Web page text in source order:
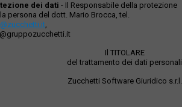
dei dati - Il Responsabile della protezione
persona del dott. Mario Brocca, tel.
,
Il TITOLARE
del trattamento dei dati personali
Zucchetti Software Giuridico s.r.l.